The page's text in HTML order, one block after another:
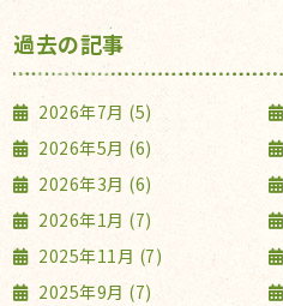
過去の記事
2026年7月 (5)
2026年5月 (6)
2026年3月 (6)
2026年1月 (7)
2025年11月 (7)
2025年9月 (7)